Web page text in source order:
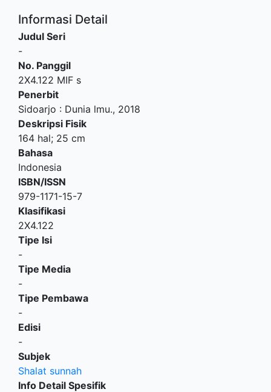
Informasi Detail
Judul Seri
-
No. Panggil
2X4.122 MIF s
Penerbit
Sidoarjo : Dunia lmu., 2018
Deskripsi Fisik
164 hal; 25 cm
Bahasa
Indonesia
ISBN/ISSN
979-1171-15-7
Klasifikasi
2X4.122
Tipe Isi
-
Tipe Media
-
Tipe Pembawa
-
Edisi
-
Subjek
Shalat sunnah
Info Detail Spesifik